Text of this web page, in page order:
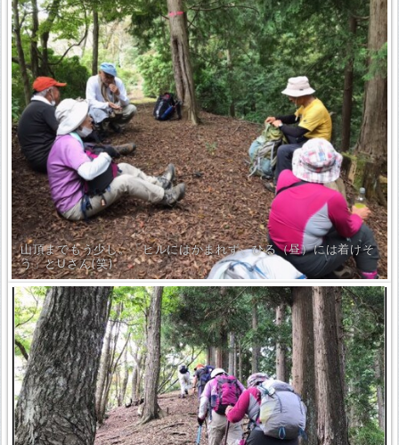
山頂までもう少し。「ヒルにはかまれず、ひる（昼）には着けそ
う」とUさん(笑)